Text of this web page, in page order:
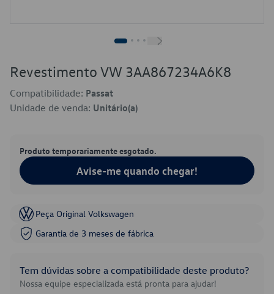
Revestimento VW 3AA867234A6K8
Compatibilidade: Passat
Unidade de venda: Unitário(a)
Produto temporariamente esgotado.
Avise-me quando chegar!
Peça Original Volkswagen
Garantia de 3 meses de fábrica
Tem dúvidas sobre a compatibilidade deste produto?
Nossa equipe especializada está pronta para ajudar!